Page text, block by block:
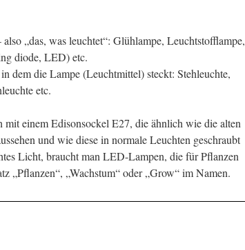
„das, was leuchtet“: Glühlampe, Leuchtstofflampe,
diode, LED) etc.
dem die Lampe (Leuchtmittel) steckt: Stehleuchte,
etc.
einem Edisonsockel E27, die ähnlich wie die alten
und wie diese in normale Leuchten geschraubt
Licht, braucht man LED-Lampen, die für Pflanzen
„Pflanzen“, „Wachstum“ oder „Grow“ im Namen.